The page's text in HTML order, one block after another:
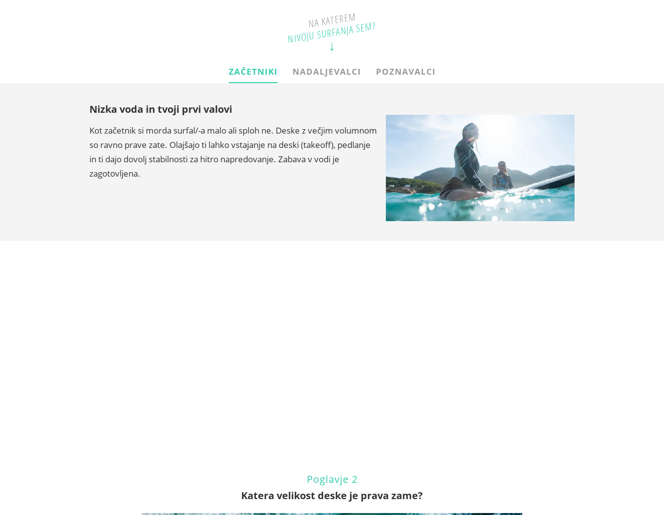
NA KATEREM
NIVOJU SURFANJA SEM?
ZAČETNIKI NADALJEVALCI POZNAVALCI
Nizka voda in tvoji prvi valovi
Kot začetnik si morda surfal/-a malo ali sploh ne. Deske z večjim volumnom
so ravno prave zate. Olajšajo ti lahko vstajanje na deski (takeoff), pedlanje
in ti dajo dovolj stabilnosti za hitro napredovanje. Zabava v vodi je
zagotovljena.
Poglavje 2
Katera velikost deske je prava zame?